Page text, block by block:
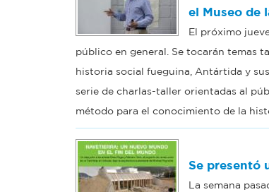
el Museo de
El próximo
público en general. Se tocarán temas
historia social fueguina, Antártida y
serie de charlas-taller orientadas al
método para el conocimiento de la
Se presentó
La semana